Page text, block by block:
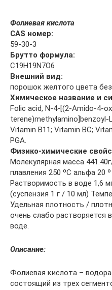
Фолиевая кислота
CAS номер:
59-30-3
Брутто формула:
C19H19N7O6
Внешний вид:
порошок желтого цвета
Химическое название и
Folic acid, N-4-[(2-Amido-4-
terene)methylamino]benzoyl-
Vitamin B11; Vitamin BC;
PGA.
Физико-химические
Молекулярная масса
плавления 250 ºC альфа 20
Растворимость в воде 1,6
(суспензия 1 г / 10 мл)
Удельная плотность /
очень слабо растворяется
воде.
Описание:
Фолиевая кислота –
состоящий из трех